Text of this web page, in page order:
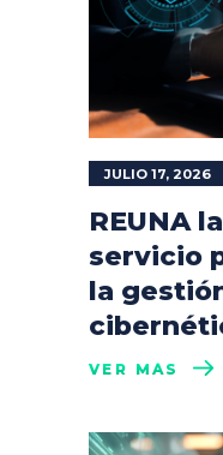
JULIO 17, 2026
REUNA
servicio
la
VER MÁS